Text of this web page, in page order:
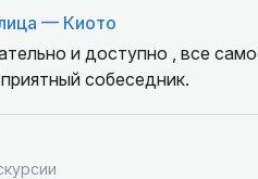
— Киото
и доступно , все
собеседник.